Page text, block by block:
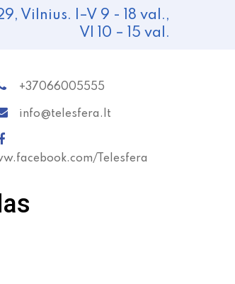
Vilnius. I–V 9 - 18 val.,
VI 10 – 15 val.
+37066005555
info@telesfera.lt
Telesfera